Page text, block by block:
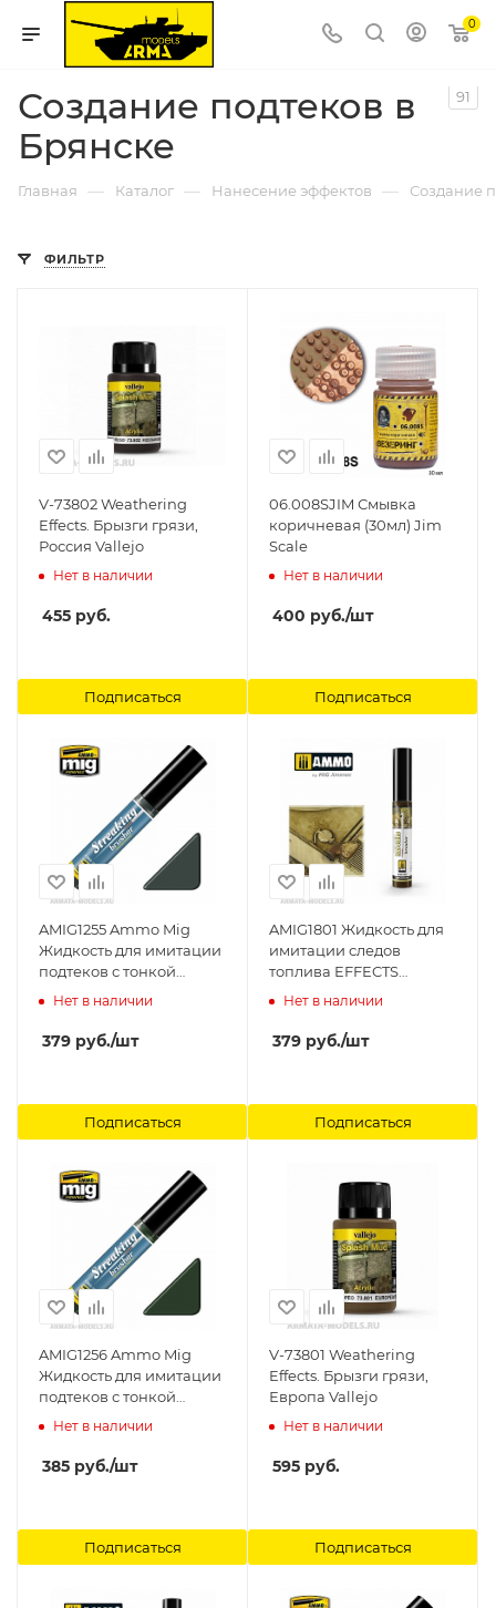
0
Создание подтеков в
Брянске
91
Главная — Каталог — Нанесение эффектов — Создание
ФИЛЬТР
V-73802 Weathering
Effects. Брызги грязи,
Россия Vallejo
Нет в наличии
455 руб.
Подписаться
06.008SJIM Смывка
коричневая (30мл) Jim
Scale
Нет в наличии
400 руб./шт
Подписаться
AMIG1255 Ammo Mig
Жидкость для имитации
подтеков с тонкой
кистью-аппликатором
Ammo Mig
Нет в наличии
379 руб./шт
Подписаться
AMIG1801 Жидкость для
имитации следов
топлива EFFECTS
BRUSHER - Fuel Stains
Нет в наличии
379 руб./шт
Подписаться
AMIG1256 Ammo Mig
Жидкость для имитации
подтеков с тонкой
кистью-аппликатором
Ammo Mig
Нет в наличии
385 руб./шт
Подписаться
V-73801 Weathering
Effects. Брызги грязи,
Европа Vallejo
Нет в наличии
595 руб.
Подписаться